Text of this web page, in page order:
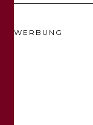
WERBUNG